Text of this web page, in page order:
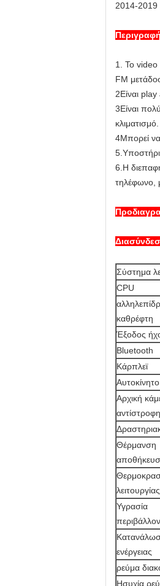
2014-2019
1. Το video
FM
2Είναι
3Είναι
κλιματισμό.
4Μπορεί να
6.Η
τηλέφωνο,
Σύστημα
CPU
καθρέφτη
Έξοδος
Bluetooth
Κάρπλεϊ
Αρχική
αντίστροφη
Θέρμανση
λειτουργίας
Υγρασία
ενέργειας
ρεύμα
Ησυχία